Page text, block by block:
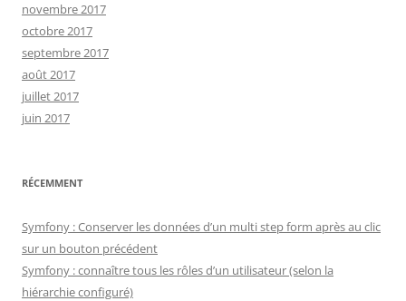
novembre 2017
octobre 2017
septembre 2017
août 2017
juillet 2017
juin 2017
RÉCEMMENT
Symfony : Conserver les données d’un multi step form après au clic
sur un bouton précédent
Symfony : connaître tous les rôles d’un utilisateur (selon la
hiérarchie configuré)